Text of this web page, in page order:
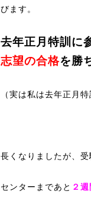
びます。
去年正月特訓に
志望の合格を勝
（実は私は去年正月
長くなりましたが、受
センターまであと ２週